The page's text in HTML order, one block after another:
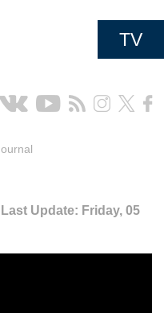
TV
Last Update: Friday, 05